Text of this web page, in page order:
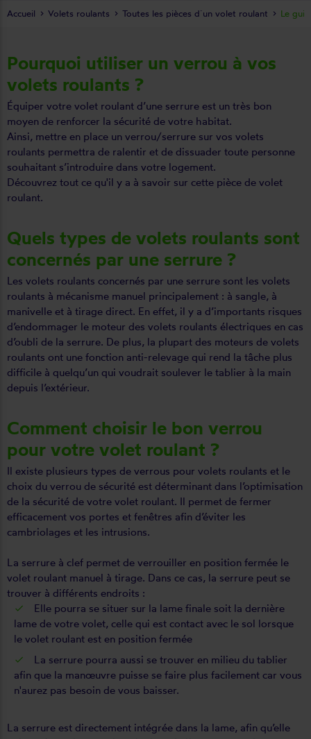
Pourquoi utiliser un verrou à vos
volets roulants ?
Équiper votre volet roulant d’une serrure est un très bon
moyen de renforcer la sécurité de votre habitat.
Ainsi, mettre en place un verrou/serrure sur vos volets
roulants permettra de ralentir et de dissuader toute personne
souhaitant s’introduire dans votre logement.
Découvrez tout ce qu'il y a à savoir sur cette pièce de volet
roulant.
Quels types de volets roulants sont
concernés par une serrure ?
Les volets roulants concernés par une serrure sont les volets
roulants à mécanisme manuel principalement : à sangle, à
manivelle et à tirage direct. En effet, il y a d’importants risques
d’endommager le moteur des volets roulants électriques en cas
d’oubli de la serrure. De plus, la plupart des moteurs de volets
roulants ont une fonction anti-relevage qui rend la tâche plus
difficile à quelqu’un qui voudrait soulever le tablier à la main
depuis l’extérieur.
Comment choisir le bon verrou
pour votre volet roulant ?
Il existe plusieurs types de verrous pour volets roulants et le
choix du verrou de sécurité est déterminant dans l’optimisation
de la sécurité de votre volet roulant. Il permet de fermer
efficacement vos portes et fenêtres afin d’éviter les
cambriolages et les intrusions.
La serrure à clef permet de verrouiller en position fermée le
volet roulant manuel à tirage. Dans ce cas, la serrure peut se
trouver à différents endroits :
Elle pourra se situer sur la lame finale soit la dernière
lame de votre volet, celle qui est contact avec le sol lorsque
le volet roulant est en position fermée
La serrure pourra aussi se trouver en milieu du tablier
afin que la manœuvre puisse se faire plus facilement car vous
n'aurez pas besoin de vous baisser.
La serrure est directement intégrée dans la lame, afin qu’elle
Accueil Volets roulants Toutes les pièces d´un volet roulant Le